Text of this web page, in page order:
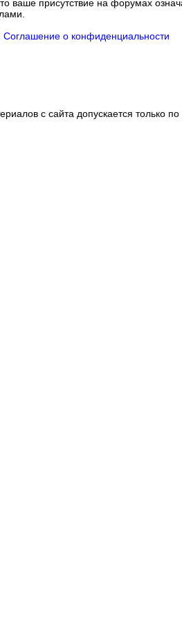
ваше присутствие на форумах
Соглашение о конфиденциальности
с сайта допускается только